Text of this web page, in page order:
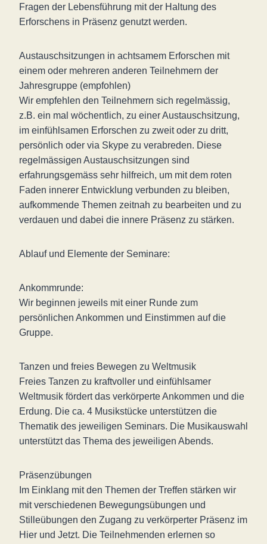
Fragen der Lebensführung mit der Haltung des
Erforschens in Präsenz genutzt werden.
Austauschsitzungen in achtsamem Erforschen mit
einem oder mehreren anderen Teilnehmern der
Jahresgruppe (empfohlen)
Wir empfehlen den Teilnehmern sich regelmässig,
z.B. ein mal wöchentlich, zu einer Austauschsitzung,
im einfühlsamen Erforschen zu zweit oder zu dritt,
persönlich oder via Skype zu verabreden. Diese
regelmässigen Austauschsitzungen sind
erfahrungsgemäss sehr hilfreich, um mit dem roten
Faden innerer Entwicklung verbunden zu bleiben,
aufkommende Themen zeitnah zu bearbeiten und zu
verdauen und dabei die innere Präsenz zu stärken.
Ablauf und Elemente der Seminare:
Ankommrunde:
Wir beginnen jeweils mit einer Runde zum
persönlichen Ankommen und Einstimmen auf die
Gruppe.
Tanzen und freies Bewegen zu Weltmusik
Freies Tanzen zu kraftvoller und einfühlsamer
Weltmusik fördert das verkörperte Ankommen und die
Erdung. Die ca. 4 Musikstücke unterstützen die
Thematik des jeweiligen Seminars. Die Musikauswahl
unterstützt das Thema des jeweiligen Abends.
Präsenzübungen
Im Einklang mit den Themen der Treffen stärken wir
mit verschiedenen Bewegungsübungen und
Stilleübungen den Zugang zu verkörperter Präsenz im
Hier und Jetzt. Die Teilnehmenden erlernen so